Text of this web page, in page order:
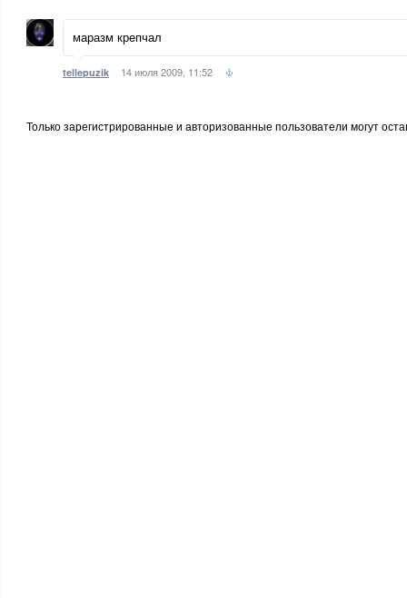
маразм крепчал
tellepuzik 14 июля 2009, 11:52
Только зарегистрированные и авторизованные пользователи могут